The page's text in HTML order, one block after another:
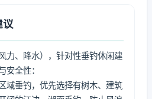
议
力、降水），针对性垂钓休闲建
安全性：
域垂钓，优先选择有树木、建筑